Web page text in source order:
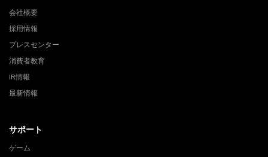
会社概要
採用情報
プレスセンター
消費者教育
IR情報
最新情報
サポート
ゲーム